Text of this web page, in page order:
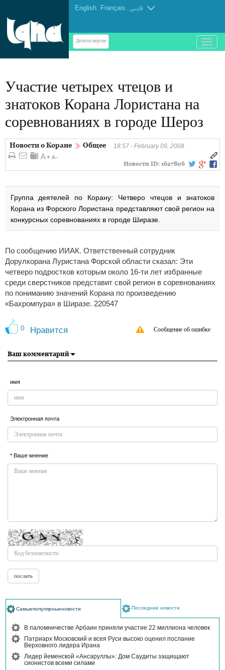
English . Français . فارسی
Десктоп-версия
باز
و
Участие четырех чтецов и
знатоков Корана Лористана на
соревнованиях в городе Шероз
Новости о Коране Общее 18:57 - February 09, 2008
Новости ID: 1627806
Группа деятелей по Корану: Четверо чтецов и знатоков
Корана из Форского Лористана представляют свой регион на
конкурсных соревнованиях в городе Ширазе.
По сообщению ИИАК. Ответственный сотрудник
Дорулкорана Луристана Форской области сказал: Эти
четверо подростков которым около 16-ти лет избранные
среди сверстников представит свой регион в соревнованиях
по пониманию значений Корана по произведению
«Бахромпура» в Ширазе. 220547
0 Нравится Сообщение об ошибке
Ваш комментарий
имя
Электронная почта
* Ваше мнение
Самыепопулярныеновости Последние новости
В паломничестве Арбаин приняли участие 22 миллиона человек
Патриарх Московский и всея Руси высоко оценил послание
Верховного лидера Ирана
Лидер йеменской «Ансаруллы»: Дом Саудиты защищают
сионистов всеми силами